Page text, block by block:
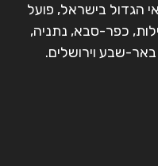
הגדול בישראל, פועל
כפר-סבא, נתניה,
שבע וירושלים.